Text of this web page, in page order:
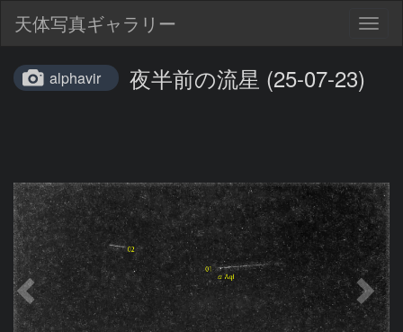
天体写真ギャラリー
alphavir 夜半前の流星 (25-07-23)